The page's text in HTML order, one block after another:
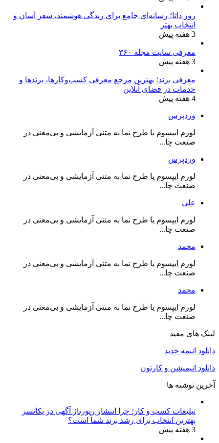
روز داتا؛ رسانه‌ای جامع برای زندگی هوشمند، سفر آسان و
انتخاب بهتر
3 هفته پیش
معرفی سایت مجله ۳۶۰
3 هفته پیش
معرفی برند؛ بهترین مرجع معرفی کسب‌وکارها، برندها و
خدمات در فضای آنلاین
4 هفته پیش
وردپرس
لورم ایپسوم یا طرح‌ نما به متنی آزمایشی و بی‌معنی در
صنعت چا...
وردپرس
لورم ایپسوم یا طرح‌ نما به متنی آزمایشی و بی‌معنی در
صنعت چا...
علی
لورم ایپسوم یا طرح‌ نما به متنی آزمایشی و بی‌معنی در
صنعت چا...
محمد
لورم ایپسوم یا طرح‌ نما به متنی آزمایشی و بی‌معنی در
صنعت چا...
محمد
لورم ایپسوم یا طرح‌ نما به متنی آزمایشی و بی‌معنی در
صنعت چا...
لینک های مفید
دانلود انیمه جدید
دانلود انیمیشن و کارتون
آخرین نوشته ها
تبلیغات کسب و کار؛ چرا انتشار رپورتاژ آگهی در یکانسر
بهترین انتخاب برای رشد برند شما است؟
3 هفته پیش